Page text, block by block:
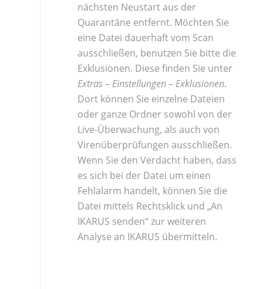
nächsten Neustart aus der
Quarantäne entfernt. Möchten Sie
eine Datei dauerhaft vom Scan
ausschließen, benutzen Sie bitte die
Exklusionen. Diese finden Sie unter
Extras – Einstellungen – Exklusionen.
Dort können Sie einzelne Dateien
oder ganze Ordner sowohl von der
Live-Überwachung, als auch von
Virenüberprüfungen ausschließen.
Wenn Sie den Verdacht haben, dass
es sich bei der Datei um einen
Fehlalarm handelt, können Sie die
Datei mittels Rechtsklick und „An
IKARUS senden“ zur weiteren
Analyse an IKARUS übermitteln.